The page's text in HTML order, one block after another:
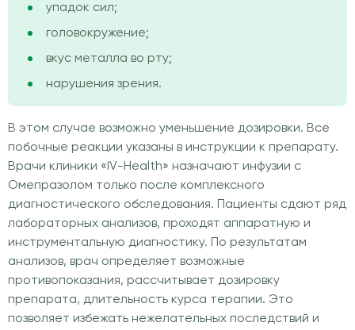
упадок сил;
головокружение;
вкус металла во рту;
нарушения зрения.
В этом случае возможно уменьшение дозировки. Все
побочные реакции указаны в инструкции к препарату.
Врачи клиники «IV-Health» назначают инфузии с
Омепразолом только после комплексного
диагностического обследования. Пациенты сдают ряд
лабораторных анализов, проходят аппаратную и
инструментальную диагностику. По результатам
анализов, врач определяет возможные
противопоказания, рассчитывает дозировку
препарата, длительность курса терапии. Это
позволяет избежать нежелательных последствий и